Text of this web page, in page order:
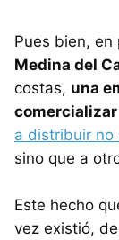
Pues bien,
Medina del
costas, una
a distribuir no
sino que a
Este hecho
vez existió,